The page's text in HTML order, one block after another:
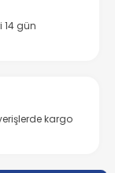
14 gün
kargo